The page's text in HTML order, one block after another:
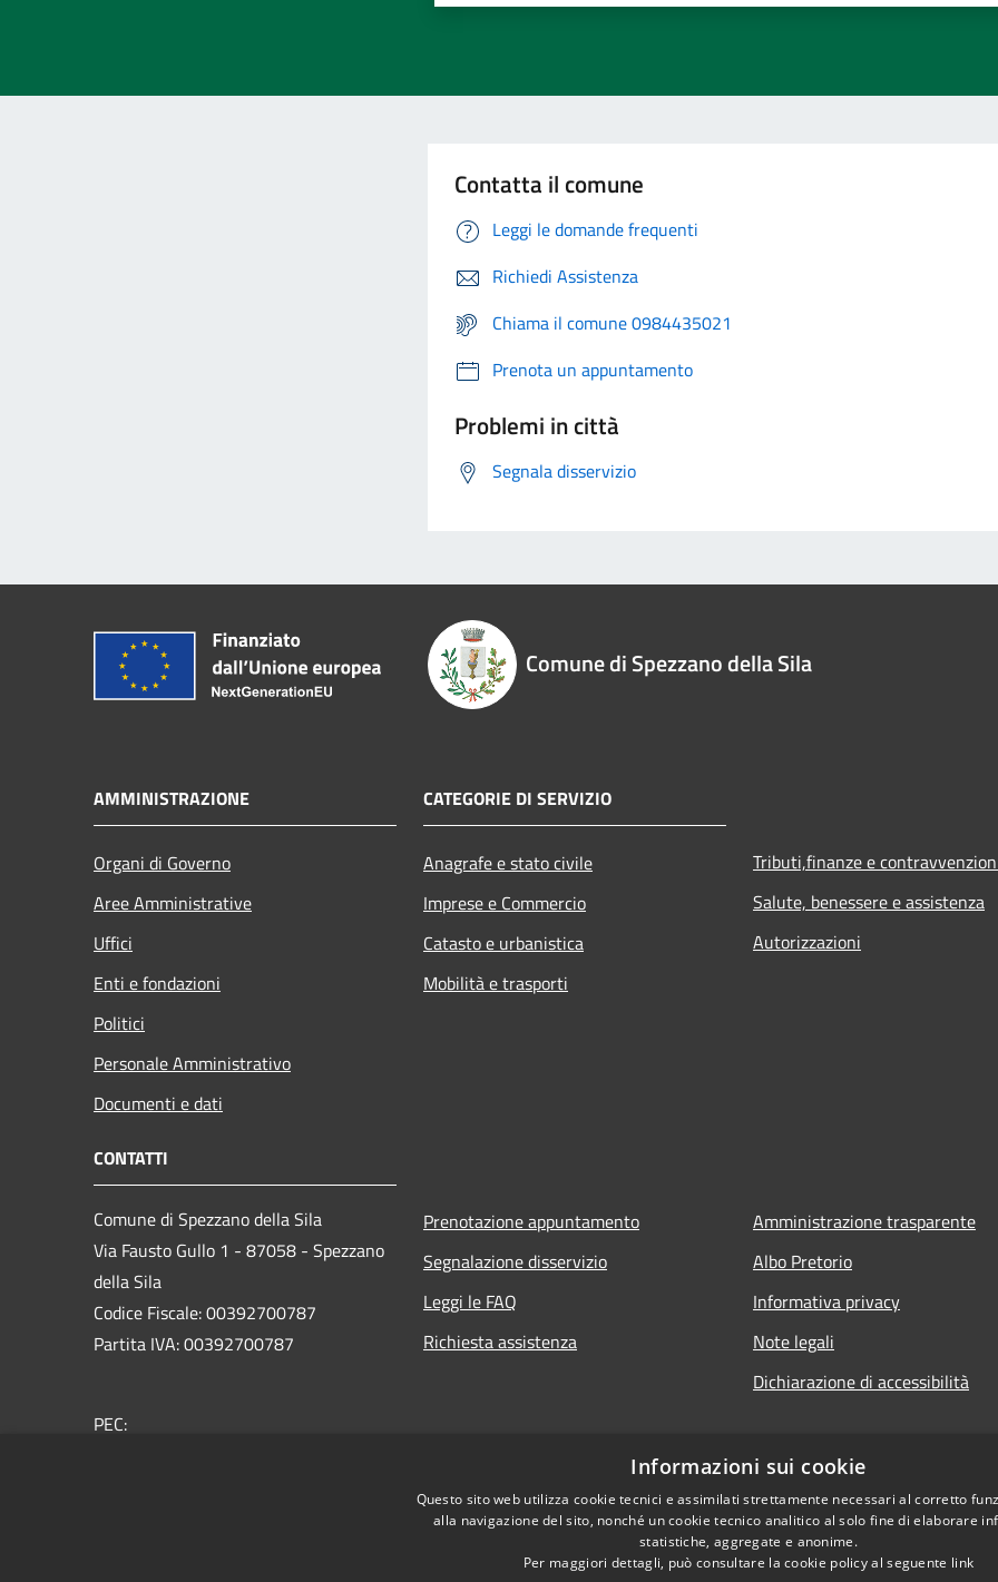
Contatta il comune
Leggi le domande frequenti
Richiedi Assistenza
Chiama il comune 0984435021
Prenota un appuntamento
Problemi in città
Segnala disservizio
Comune di Spezzano della Sila
AMMINISTRAZIONE
Organi di Governo
Aree Amministrative
Uffici
Enti e fondazioni
Politici
Personale Amministrativo
Documenti e dati
CATEGORIE DI SERVIZIO
Anagrafe e stato civile
Imprese e Commercio
Catasto e urbanistica
Mobilità e trasporti
Tributi,finanze e
Salute, benessere e assistenza
Autorizzazioni
CONTATTI
Comune di Spezzano della Sila
Via Fausto Gullo 1 - 87058 - Spezzano
della Sila
Codice Fiscale: 00392700787
Partita IVA: 00392700787
PEC:
Prenotazione appuntamento
Segnalazione disservizio
Leggi le FAQ
Richiesta assistenza
Amministrazione trasparente
Albo Pretorio
Informativa privacy
Note legali
Dichiarazione di accessibilità
Informazioni sui cookie
Questo sito web utilizza cookie tecnici e assimilati strettamente necessari al corretto
alla navigazione del sito, nonché un cookie tecnico analitico al solo fine di elaborare
statistiche, aggregate e anonime.
Per maggiori dettagli, può consultare la cookie policy al seguente link